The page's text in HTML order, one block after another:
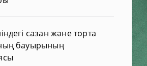
сазан және торта
бауырының